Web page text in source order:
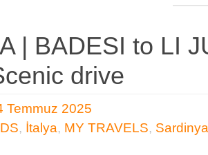
| BADESI to LI
drive
Temmuz 2025
, İtalya, MY TRAVELS, Sardinya